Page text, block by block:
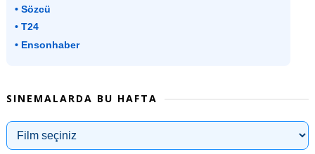
• Sözcü
• T24
• Ensonhaber
SINEMALARDA BU HAFTA